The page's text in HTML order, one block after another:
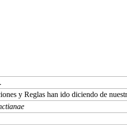
y Reglas han ido diciendo de